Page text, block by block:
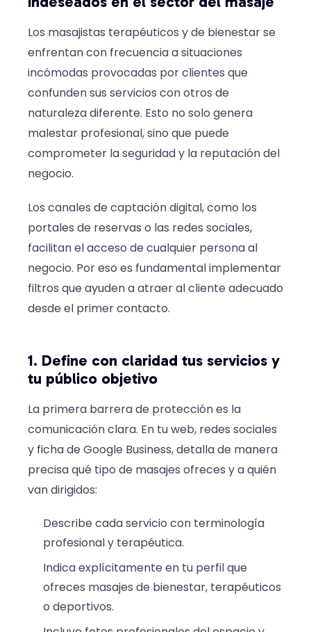
Los masajistas terapéuticos y de bienestar se
enfrentan con frecuencia a situaciones
incómodas provocadas por clientes que
confunden sus servicios con otros de
naturaleza diferente. Esto no solo genera
malestar profesional, sino que puede
comprometer la seguridad y la reputación del
negocio.
Los canales de captación digital, como los
portales de reservas o las redes sociales,
facilitan el acceso de cualquier persona al
negocio. Por eso es fundamental implementar
filtros que ayuden a atraer al cliente adecuado
desde el primer contacto.
1. Define con claridad tus servicios y
tu público objetivo
La primera barrera de protección es la
comunicación clara. En tu web, redes sociales
y ficha de Google Business, detalla de manera
precisa qué tipo de masajes ofreces y a quién
van dirigidos:
Describe cada servicio con terminología
profesional y terapéutica.
Indica explícitamente en tu perfil que
ofreces masajes de bienestar, terapéuticos
o deportivos.